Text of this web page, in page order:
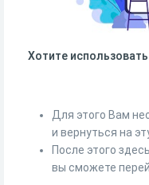
Хотите
Для этого Вам
и вернуться на
После этого
вы сможете